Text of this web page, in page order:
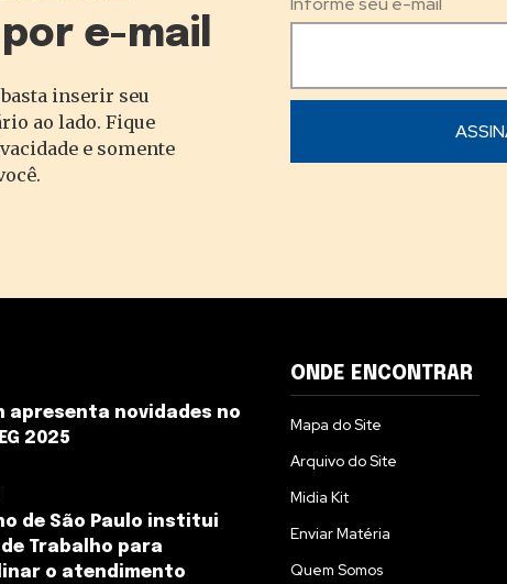
e-mail
inserir seu
ao lado. Fique
e somente
apresenta novidades no
2025
de São Paulo institui
Trabalho para
o atendimento
ONDE ENCONTRAR
Mapa do Site
Arquivo do Site
Midia Kit
Enviar Matéria
Quem Somos